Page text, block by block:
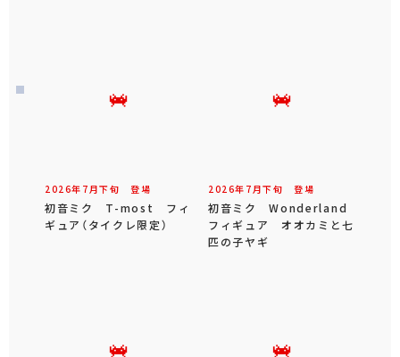
2026年 7 月下旬 登場
初音ミク T-most フィ
ギュア（タイクレ限定）
2026年 7 月下旬 登場
初音ミク Wonderland
フィギュア オオカミと七
匹の子ヤギ